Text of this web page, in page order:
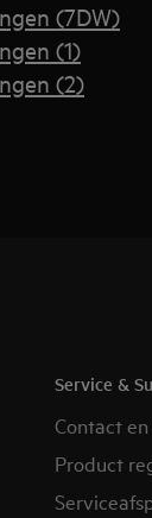
(7DW)
(1)
(2)
Service &
Contact
Product